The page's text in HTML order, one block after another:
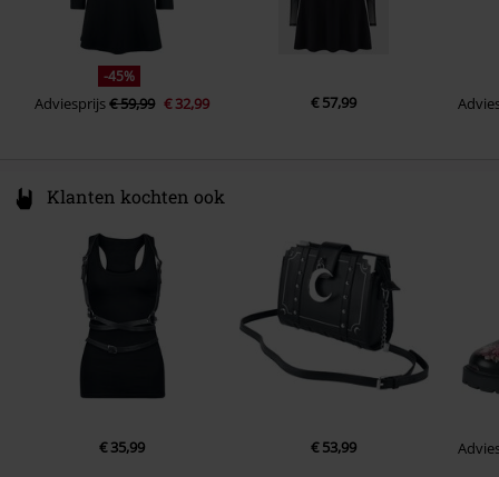
-45%
Adviesprijs€ 59,99 € 32,99 € 57,99
Klanten kochten ook
€ 35,99 € 53,99